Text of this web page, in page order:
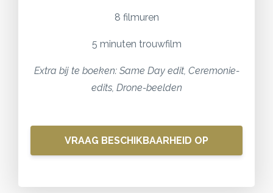
8 filmuren
5 minuten trouwfilm
Extra bij te boeken: Same Day edit, Ceremonie-
edits, Drone-beelden
VRAAG BESCHIKBAARHEID OP